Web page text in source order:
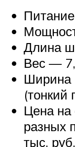
Длина
Вес —
Ширина
(тонкий
Цена на
разных
тыс. руб.